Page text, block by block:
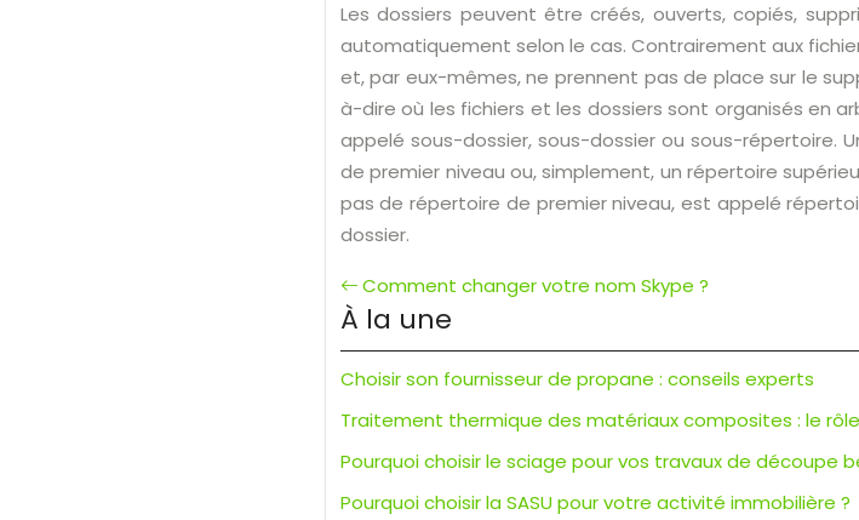
Les dossiers peuvent être créés, ouverts, copiés,
automatiquement selon le cas. Contrairement aux
et, par eux-mêmes, ne prennent pas de place sur le
à-dire où les fichiers et les dossiers sont organisés en
appelé sous-dossier, sous-dossier ou sous-répertoire.
de premier niveau ou, simplement, un répertoire
pas de répertoire de premier niveau, est appelé
dossier.
Comment changer votre nom Skype ?
À la une
Choisir son fournisseur de propane : conseils experts
Traitement thermique des matériaux composites : le
Pourquoi choisir le sciage pour vos travaux de découpe
Pourquoi choisir la SASU pour votre activité immobilière ?